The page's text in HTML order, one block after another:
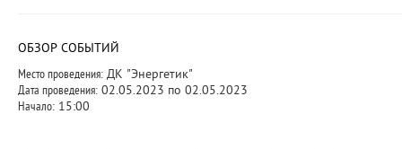
ОБЗОР СОБЫТИЙ
Место проведения: ДК "Энергетик"
Дата проведения: 02.05.2023 по 02.05.2023
Начало: 15:00